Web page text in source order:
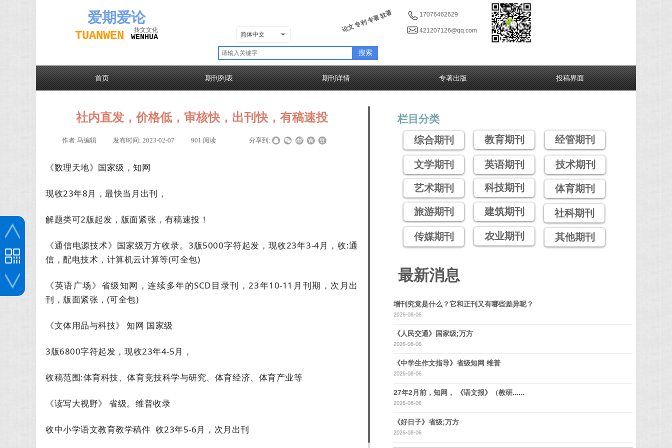
爱期爱论
TUANWEN WENHUA
17076462629
421207126@qq.com
抟文文化
简体中文
论文 专利 专著 软著
搜索
首页 期刊列表 期刊详情 专著出版 投稿界面
文学期刊
栏目分类
综合期刊
艺术期刊
旅游期刊
传媒期刊
教育期刊
英语期刊
科技期刊
建筑期刊
农业期刊
经管期刊
技术期刊
体育期刊
社科期刊
其他期刊
社内直发，价格低，审核快，出刊快，有稿速投
作者:马编辑 发布时间: 2023-02-07 901 阅读 分享到:
《数理天地》国家级，知网
现收23年8月，最快当月出刊，
解题类可2版起发，版面紧张，有稿速投！
《通信电源技术》国家级万方收录。3版5000字符起发，现收23年3-4月，收:通
信，配电技术，计算机云计算等(可全包)
《英语广场》省级知网，连续多年的SCD目录刊，23年10-11月刊期，次月出
刊，版面紧张，(可全包)
《文体用品与科技》 知网 国家级
3版6800字符起发，现收23年4-5月，
收稿范围:体育科技、体育竞技科学与研究、体育经济、体育产业等
《读写大视野》 省级。维普收录
收中小学语文教育教学稿件 收23年5-6月，次月出刊
最新消息
增刊究竟是什么？它和正刊又有哪些差异呢？
2026-08-06
《人民交通》国家级;万方
2026-08-06
《中学生作文指导》省级知网 维普
2026-08-06
27年2月前，知网， 《语文报》（教研......
2026-08-06
《好日子》省级;万方
2026-08-06
关注公众号